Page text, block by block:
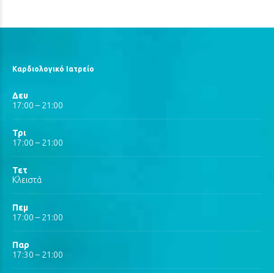
Καρδιολογικό Ιατρείο
Δευ
17:00 – 21:00
Τρι
17:00 – 21:00
Τετ
Κλειστά
Πεμ
17:00 – 21:00
Παρ
17:30 – 21:00